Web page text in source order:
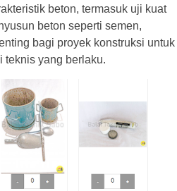
beton, termasuk uji kuat
beton seperti semen,
bagi proyek konstruksi untuk
teknis yang berlaku.